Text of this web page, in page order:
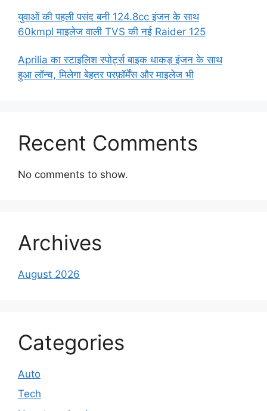
युवाओं की पहली पसंद बनी 124.8cc इंजन के साथ
60kmpl माइलेज वाली TVS की नई Raider 125
Aprilia का स्टाइलिश स्पोर्ट्स बाइक धाकड़ इंजन के साथ
हुआ लॉन्च, मिलेगा बेहतर परफ़ॉर्मेंस और माइलेज भी
Recent Comments
No comments to show.
Archives
August 2026
Categories
Auto
Tech